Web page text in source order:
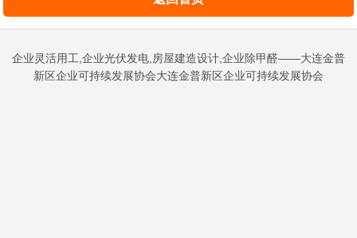
企业灵活用工,企业光伏发电,房屋建造设计,企业除甲醛——大连金普
新区企业可持续发展协会大连金普新区企业可持续发展协会